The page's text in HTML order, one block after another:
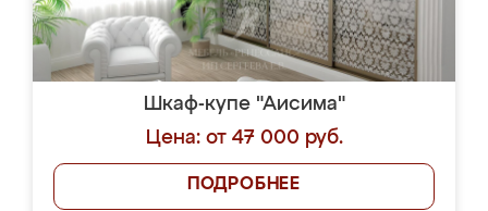
Шкаф-купе "Аисима"
Цена: от 47 000 руб.
ПОДРОБНЕЕ